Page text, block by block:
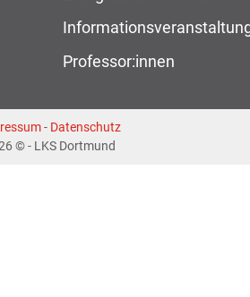
Professor:innen
- Datenschutz
© - LKS Dortmund